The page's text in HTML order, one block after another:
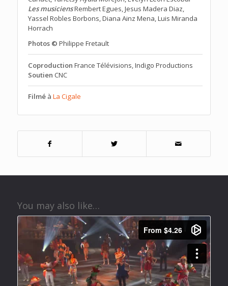
Les musiciensRembert Egues, Jesus Madera Diaz,
Yassel Robles Borbons, Diana Ainz Mena, Luis Miranda
Horrach
Photos © Philippe Fretault
Coproduction France Télévisions, Indigo Productions
Soutien CNC
Filméà La Cigale
You may also like…